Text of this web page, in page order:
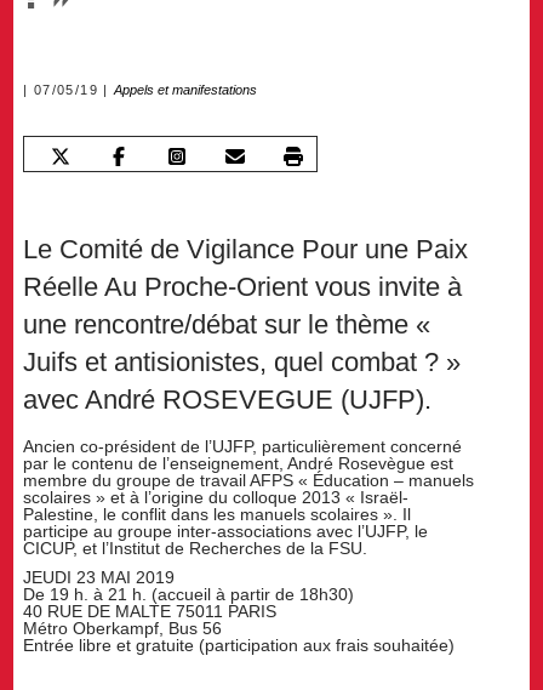
07/05/19 Appels et manifestations
Le Comité de Vigilance Pour une Paix
Réelle Au Proche-Orient vous invite à
une rencontre/débat sur le thème «
Juifs et antisionistes, quel combat ? »
avec André ROSEVEGUE (UJFP).
Ancien co-président de l’UJFP, particulièrement concerné
par le contenu de l’enseignement, André Rosevègue est
membre du groupe de travail AFPS « Éducation – manuels
scolaires » et à l’origine du colloque 2013 « Israël-
Palestine, le conflit dans les manuels scolaires ». Il
participe au groupe inter-associations avec l’UJFP, le
CICUP, et l’Institut de Recherches de la FSU.
JEUDI 23 MAI 2019
De 19 h. à 21 h. (accueil à partir de 18h30)
40 RUE DE MALTE 75011 PARIS
Métro Oberkampf, Bus 56
Entrée libre et gratuite (participation aux frais souhaitée)